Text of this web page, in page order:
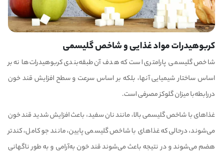
کربوهیدرات مواد غذایی و شاخص گلیسمی
شاخص گلیسمی پارامتری است که هدف آن طبقه‌بندی کربوهیدرات‌ها نه بر
اساس ساختار شیمیایی آنها، بلکه بر اساس سرعت و سطح افزایش قند خون
دررابطه‌با میزان گلوکز مصرفی است.
غذاهای با شاخص گلیسمی بالا، مانند نان سفید، باعث افزایش شدید قند خون
می‌شوند، درحالی‌که غذاهای با شاخص گلیسمی پایین، مانند جو کامل، کندتر
هضم می‌شوند و در نتیجه باعث می‌شوند قند خون به‌آرامی و به طور ناگهانی